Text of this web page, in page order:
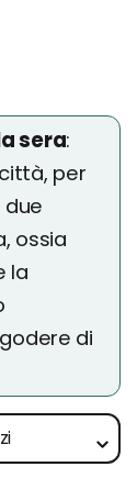
sera:
per
due
ossia
la
di